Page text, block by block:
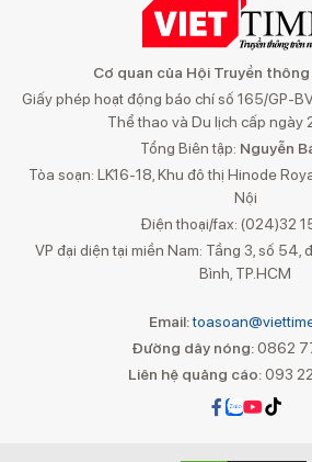
Cơ quan của Hội Truyền
Giấy phép hoạt động báo chí số 165/GP-
Thể thao và Du lịch cấp ngày
Tổng Biên tập: Nguyễn
Tòa soạn: LK16-18, Khu đô thị Hinode
Nội
Điện thoại/fax: (024)32
VP đại diện tại miền Nam: Tầng 3, số 54,
Bình, TP.HCM
Email:
Đường dây nóng: 0862
Liên hệ quảng cáo:093